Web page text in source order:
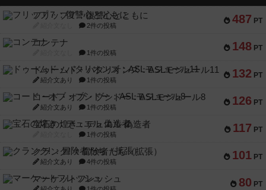
487 PT
フリップ７：復讐心とともに
2件の投稿
148 PT
コンテナ
1件の投稿
132 PT
ドゥームド・バタリオンズ：ASLモジュール11
紹介文あり 1件の投稿
126 PT
コード・オブ・ブシドー：ASLモジュール8
紹介文あり 1件の投稿
117 PT
宝石の煌き：デュエル 偽造者
1件の投稿
101 PT
クランク! ：冒険者たち（拡張）
紹介文あり 4件の投稿
80 PT
マーケットフレッシュ